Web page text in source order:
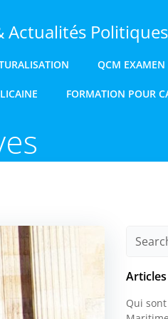
Actualités Politiques
QCM EXAMEN
FORMATION POUR
for:
Articles
Qui